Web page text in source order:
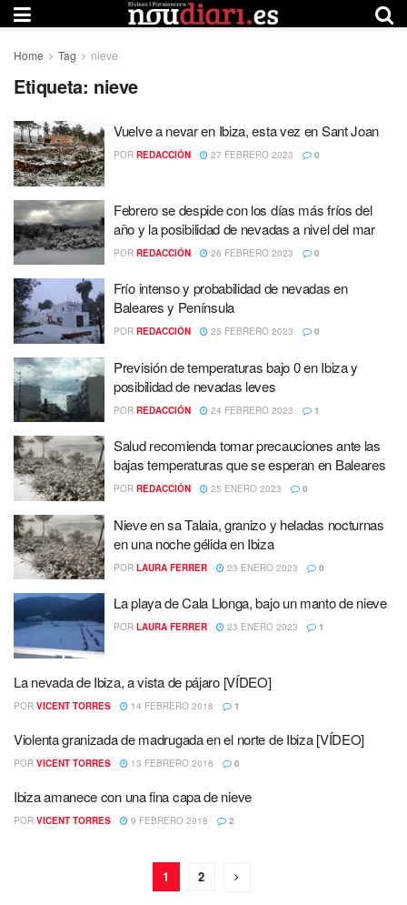
Home Tag nieve
Etiqueta: nieve
Vuelve a nevar en Ibiza, esta vez en Sant Joan
POR REDACCIÓN 27 FEBRERO 2023 0
Febrero se despide con los días más fríos del
año y la posibilidad de nevadas a nivel del mar
POR REDACCIÓN 26 FEBRERO 2023 0
Frío intenso y probabilidad de nevadas en
Baleares y Península
POR REDACCIÓN 25 FEBRERO 2023 0
Previsión de temperaturas bajo 0 en Ibiza y
posibilidad de nevadas leves
POR REDACCIÓN 24 FEBRERO 2023 1
Salud recomienda tomar precauciones ante las
bajas temperaturas que se esperan en Baleares
POR REDACCIÓN 25 ENERO 2023 0
Nieve en sa Talaia, granizo y heladas nocturnas
en una noche gélida en Ibiza
POR LAURA FERRER 23 ENERO 2023 0
La playa de Cala Llonga, bajo un manto de nieve
POR LAURA FERRER 23 ENERO 2023 1
La nevada de Ibiza, a vista de pájaro [VÍDEO]
POR VICENT TORRES 14 FEBRERO 2018 1
Violenta granizada de madrugada en el norte de Ibiza [VÍDEO]
POR VICENT TORRES 13 FEBRERO 2018 0
Ibiza amanece con una fina capa de nieve
POR VICENT TORRES 9 FEBRERO 2018 2
1 2